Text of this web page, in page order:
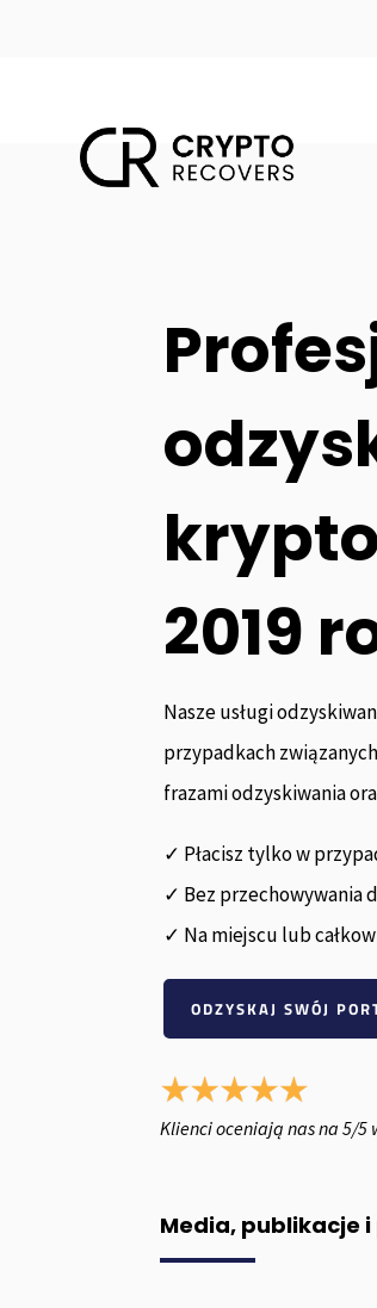
2019
Nasze usługi
przypadkach
frazami odzyskiwania
✓ Płacisz tylko w
✓ Bez przechowywania
✓ Na miejscu lub
ODZYSKAJ SWÓJ
Klienci oceniają nas na 5/5
Media, publikacje